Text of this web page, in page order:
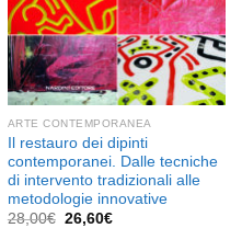
ARTE CONTEMPORANEA
Il restauro dei dipinti
contemporanei. Dalle tecniche
di intervento tradizionali alle
metodologie innovative
28,00€ Il
26,60€Il